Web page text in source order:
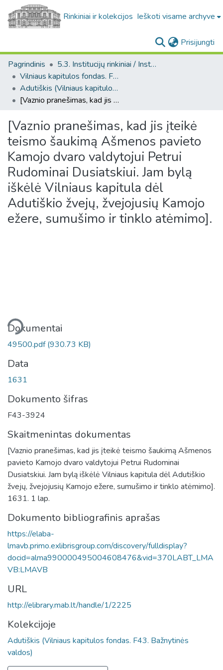
Rinkiniai ir kolekcijos Ieškoti visame archyve
Prisijungti
Pagrindinis
5.3. Institucijų rinkiniai / Institutional collections
Vilniaus kapitulos fondas. F43
Adutiškis (Vilniaus kapitulos fondas. F43. Bažnytinės valdos)
[Vaznio pranešimas, kad jis įteikė teismo šaukimą Ašmenos pavieto Kamojo dvaro valdytojui Petrui Rudominai Dusiatskiui. Jam bylą iškėlė Vilniaus kapitula dėl Adutiškio žvejų, žvejojusių Kamojo ežere, sumušimo ir tinklo atėmimo].
[Vaznio pranešimas, kad jis įteikė
teismo šaukimą Ašmenos pavieto
Kamojo dvaro valdytojui Petrui
Rudominai Dusiatskiui. Jam bylą
iškėlė Vilniaus kapitula dėl
Adutiškio žvejų, žvejojusių Kamojo
ežere, sumušimo ir tinklo atėmimo].
Dokumentai
49500.pdf(930.73 KB)
Data
1631
Dokumento šifras
F43-3924
Skaitmenintas dokumentas
[Vaznio pranešimas, kad jis įteikė teismo šaukimą Ašmenos
pavieto Kamojo dvaro valdytojui Petrui Rudominai
Dusiatskiui. Jam bylą iškėlė Vilniaus kapitula dėl Adutiškio
žvejų, žvejojusių Kamojo ežere, sumušimo ir tinklo atėmimo].
1631. 1 lap.
Dokumento bibliografinis aprašas
https://elaba-
lmavb.primo.exlibrisgroup.com/discovery/fulldisplay?
docid=alma990000495004608476&vid=370LABT_LMA
VB:LMAVB
URL
http://elibrary.mab.lt/handle/1/2225
Kolekcijoje
Adutiškis (Vilniaus kapitulos fondas. F43. Bažnytinės
valdos)